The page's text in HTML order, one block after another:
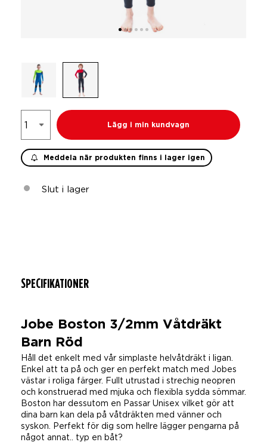
Lägg i min kundvagn
Meddela när produkten finns i lager igen
Slut i lager
SPECIFIKATIONER
Jobe Boston 3/2mm Våtdräkt
Barn Röd
Håll det enkelt med vår simplaste helvåtdräkt i ligan.
Enkel att ta på och ger en perfekt match med Jobes
västar i roliga färger. Fullt utrustad i strechig neopren
och konstruerad med mjuka och flexibla sydda sömmar.
Boston har dessutom en Passar Unisex vilket gör att
dina barn kan dela på våtdräkten med vänner och
syskon. Perfekt för dig som hellre lägger pengarna på
något annat.. typ en båt?